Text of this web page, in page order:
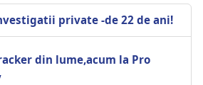
private -de 22 de ani!
din lume,acum la Pro